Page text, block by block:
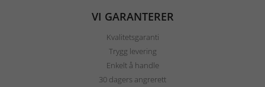
VI GARANTERER
Kvalitetsgaranti
Trygg levering
Enkelt å handle
30 dagers angrerett